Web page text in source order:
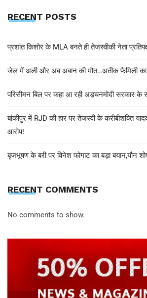
RECENT POSTS
प्रशांत किशोर के MLA बनते ही तेजस्वीकी नेता
जेल में अली और अब अबान की मौत…अतीक फैमिली का
परिसीमन बिल पर कहा आ रही अड़चनमोदी सरकार के
बांकीपुर में RJD की हार पर तेजस्वी के करीबीशक्ति
आरोप!
बृजभूषण के बरी पर विनेश फोगाट का बड़ा बयान,यौन
RECENT COMMENTS
No comments to show.